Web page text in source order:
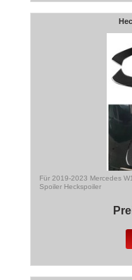
Für 2019-2023 Mercedes
Spoiler Heckspoiler